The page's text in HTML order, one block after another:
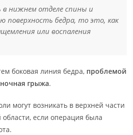
в нижнем отделе спины и
поверхность бедра, то это, как
или воспаления
боковая линия бедра, проблемой
грыжа.
могут возникать в верхней части
если операция была